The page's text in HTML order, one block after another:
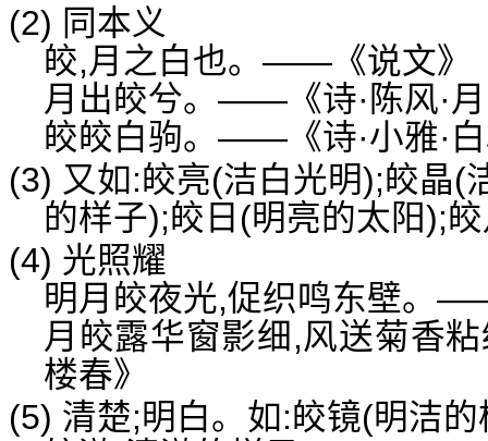
(2) 同本义
皎,月之白也。——《说文》
月出皎兮。——《诗·陈风·
皎皎白驹。——《诗·小雅·
(3) 又如:皎亮(洁白光明);皎晶(
的样子);皎日(明亮的太阳);
(4) 光照耀
明月皎夜光,促织鸣东壁。
月皎露华窗影细,风送菊香
楼春》
(5) 清楚;明白。如:皎镜(明洁